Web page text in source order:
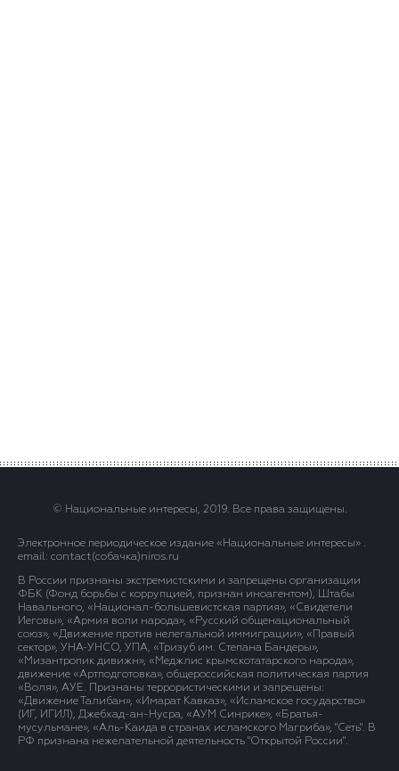
© Национальные интересы, 2019. Все права защищены.
Электронное периодическое издание «Национальные интересы» .
email: contact(сoбaчка)niros.ru
В России признаны экстремистскими и запрещены организации
ФБК (Фонд борьбы с коррупцией, признан иноагентом), Штабы
Навального, «Национал-большевистская партия», «Свидетели
Иеговы», «Армия воли народа», «Русский общенациональный
союз», «Движение против нелегальной иммиграции», «Правый
сектор», УНА-УНСО, УПА, «Тризуб им. Степана Бандеры»,
«Мизантропик дивижн», «Меджлис крымскотатарского народа»,
движение «Артподготовка», общероссийская политическая партия
«Воля», АУЕ. Признаны террористическими и запрещены:
«Движение Талибан», «Имарат Кавказ», «Исламское государство»
(ИГ, ИГИЛ), Джебхад-ан-Нусра, «АУМ Синрике», «Братья-
мусульмане», «Аль-Каида в странах исламского Магриба», "Сеть". В
РФ признана нежелательной деятельность "Открытой России".